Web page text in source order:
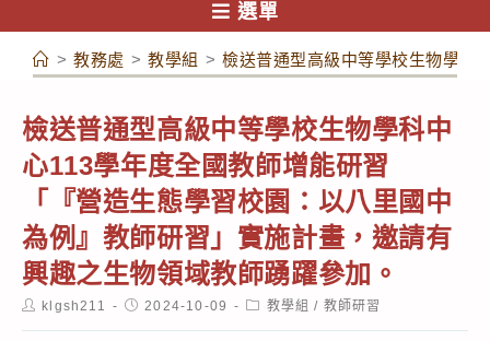
容
選單
> 教務處 > 教學組 > 檢送普通型高級中等學校生物學科
檢送普通型高級中等學校生物學科中
心113學年度全國教師增能研習
「『營造生態學習校園：以八里國中
為例』教師研習」實施計畫，邀請有
興趣之生物領域教師踴躍參加。
Postklgsh211
Post2024-10-09
Post教學組 / 教師研習